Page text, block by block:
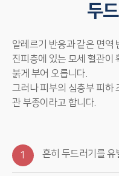
두
알레르기 반응과 같은 면역
진피층에 있는 모세 혈관이
붉게 부어 오릅니다.
그러나 피부의 심층부 피하
관 부종이라고 합니다.
1 흔히 두드러기를 유